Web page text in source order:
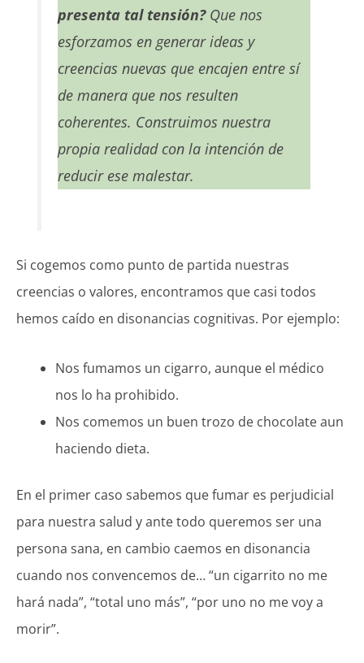
presenta tal tensión?Que nos
esforzamos en generar ideas y
creencias nuevas que encajen entre sí
de manera que nos resulten
coherentes. Construimos nuestra
propia realidad con la intención de
reducir ese malestar.
Si cogemos como punto de partida nuestras
creencias o valores, encontramos que casi todos
hemos caído en disonancias cognitivas. Por ejemplo:
Nos fumamos un cigarro, aunque el médico
nos lo ha prohibido.
Nos comemos un buen trozo de chocolate aun
haciendo dieta.
En el primer caso sabemos que fumar es perjudicial
para nuestra salud y ante todo queremos ser una
persona sana, en cambio caemos en disonancia
cuando nos convencemos de… “un cigarrito no me
hará nada”, “total uno más”, “por uno no me voy a
morir”.